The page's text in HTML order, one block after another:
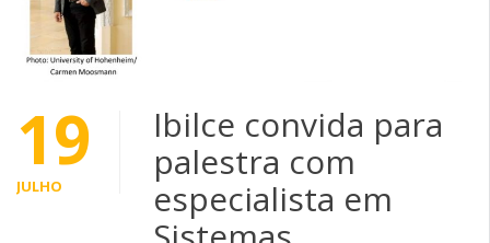
19
JULHO
Ibilce convida para
palestra com
especialista em